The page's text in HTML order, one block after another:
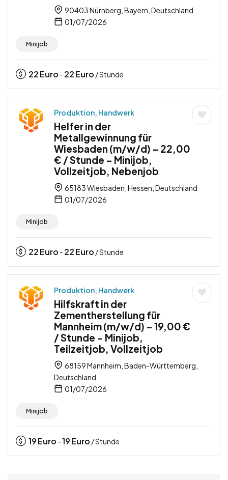
90403 Nürnberg, Bayern, Deutschland
01/07/2026
Minijob
22Euro - 22Euro / Stunde
Produktion, Handwerk
Helfer in der
Metallgewinnung für
Wiesbaden (m/w/d) – 22,00
€ / Stunde – Minijob,
Vollzeitjob, Nebenjob
65183 Wiesbaden, Hessen, Deutschland
01/07/2026
Minijob
22Euro - 22Euro / Stunde
Produktion, Handwerk
Hilfskraft in der
Zementherstellung für
Mannheim (m/w/d) – 19,00 €
/ Stunde – Minijob,
Teilzeitjob, Vollzeitjob
68159 Mannheim, Baden-Württemberg,
Deutschland
01/07/2026
Minijob
19Euro -19Euro / Stunde